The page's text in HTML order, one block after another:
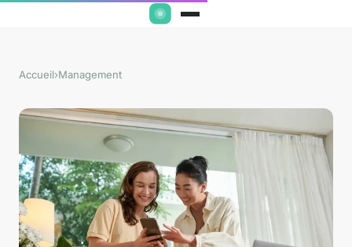
Accueil›Management